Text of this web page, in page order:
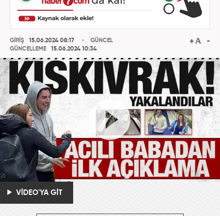
GİRİŞ
15.06.2024 08:17
GÜNCELLEME
15.06.2024 10:34
GÜNCEL
VİDEO'YA GİT